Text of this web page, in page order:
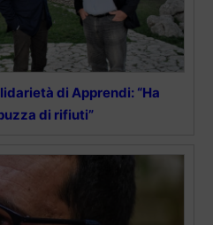
di Apprendi: “Ha
di rifiuti”